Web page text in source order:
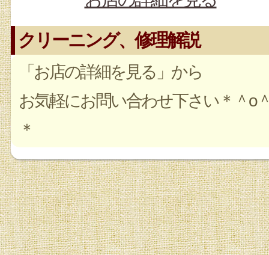
クリーニング、修理解説
「お店の詳細を見る」から
お気軽にお問い合わせ下さい＊＾o
＊